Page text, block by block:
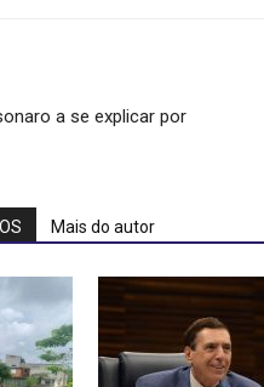
a se explicar por
Mais do autor